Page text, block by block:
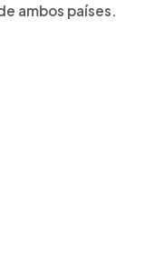
ambos países.